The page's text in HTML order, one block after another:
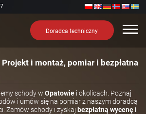
Doradca techniczny
i montaż, pomiar i bezpłatna
schody w Opatowie i okolicach. Poznaj
i umów się na pomiar z naszym doradcą
Zamów schody i zyskaj bezpłatną wycenę i